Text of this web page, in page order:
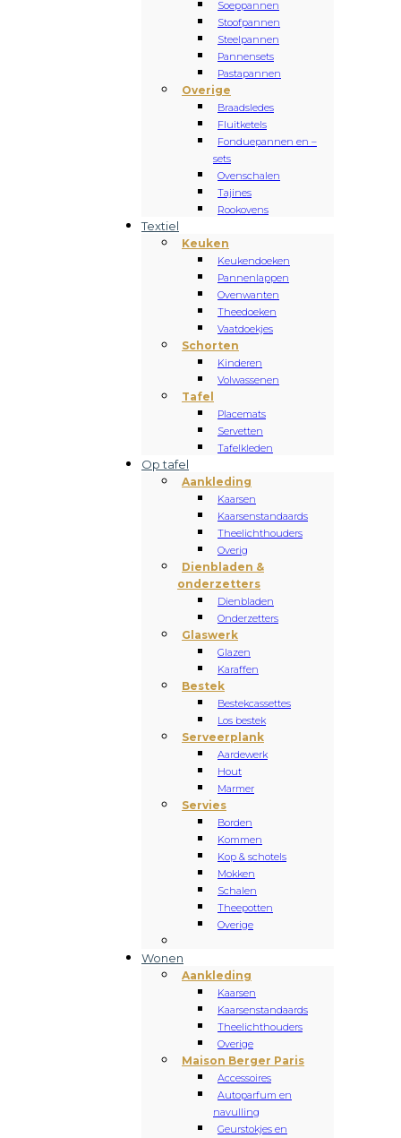
Soeppannen
Stoofpannen
Steelpannen
Pannensets
Pastapannen
Overige
Braadsledes
Fluitketels
Fonduepannen en –
sets
Ovenschalen
Tajines
Rookovens
Textiel
Keuken
Keukendoeken
Pannenlappen
Ovenwanten
Theedoeken
Vaatdoekjes
Schorten
Kinderen
Volwassenen
Tafel
Placemats
Servetten
Tafelkleden
Op tafel
Aankleding
Kaarsen
Kaarsenstandaards
Theelichthouders
Overig
Dienbladen &
onderzetters
Dienbladen
Onderzetters
Glaswerk
Glazen
Karaffen
Bestek
Bestekcassettes
Los bestek
Serveerplank
Aardewerk
Hout
Marmer
Servies
Borden
Kommen
Kop & schotels
Mokken
Schalen
Theepotten
Overige
Wonen
Aankleding
Kaarsen
Kaarsenstandaards
Theelichthouders
Overige
Maison Berger Paris
Accessoires
Autoparfum en
navulling
Geurstokjes en